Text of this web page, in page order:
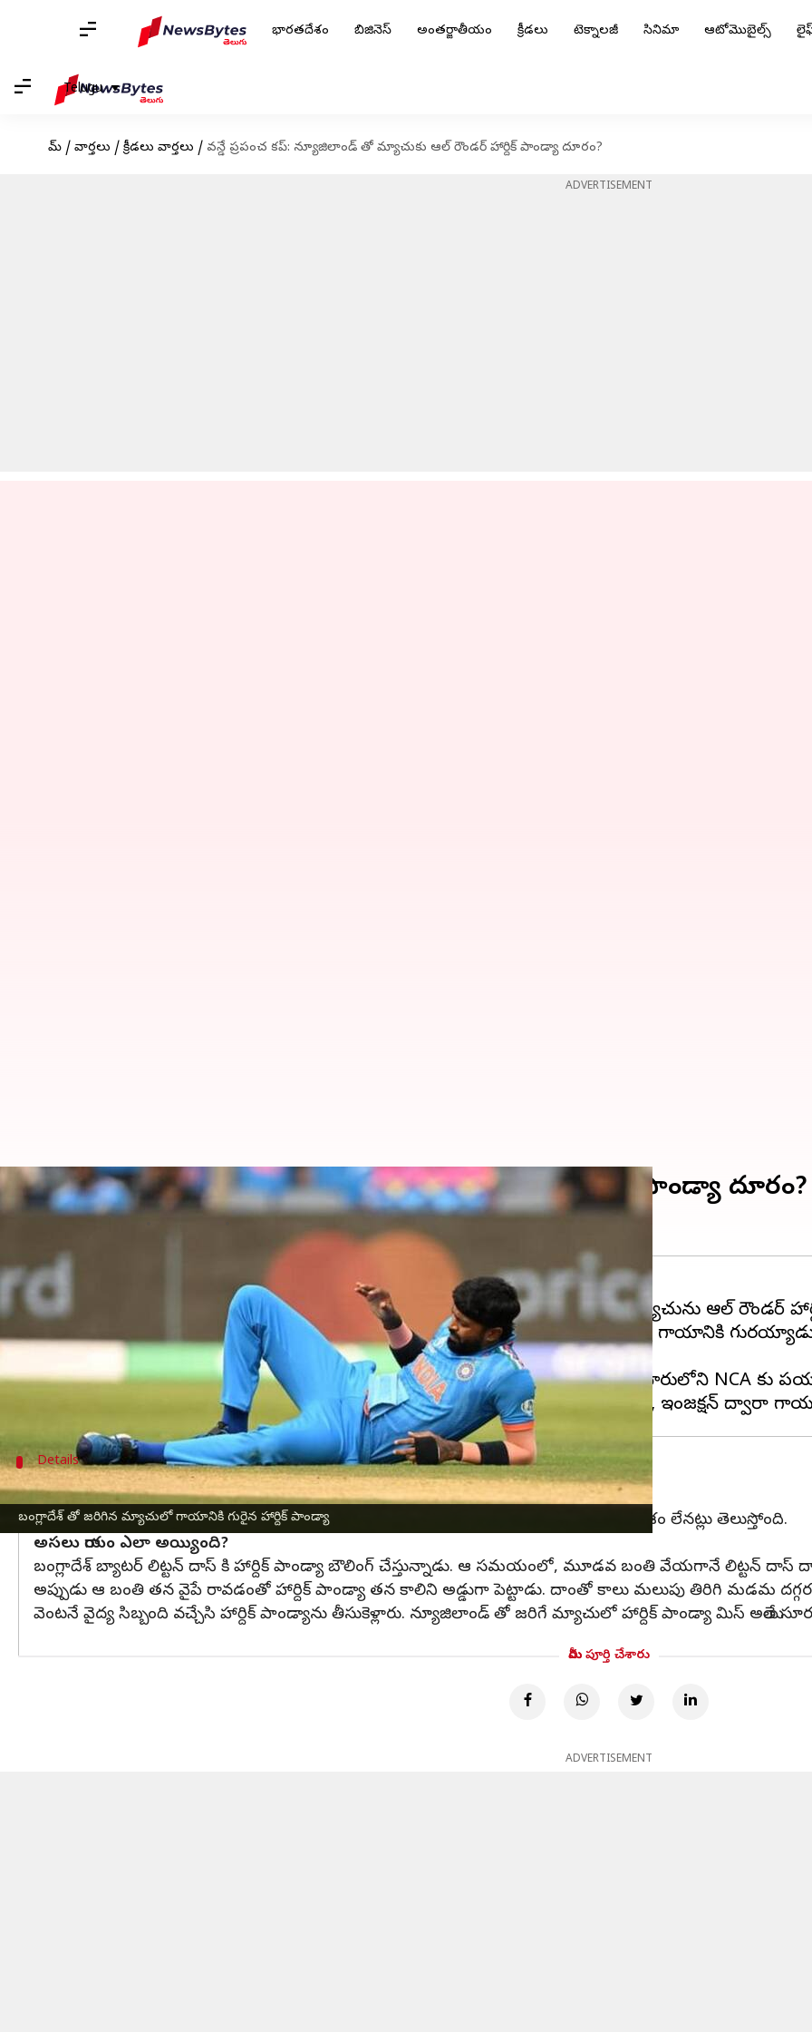
భారతదేశం బిజినెస్ అంతర్జాతీయం క్రీడలు టెక్నాలజీ సినిమా ఆటోమొబైల్స్
Telugu
హోమ్ / వార్తలు / క్రీడలు వార్తలు / వన్డే ప్రపంచ కప్: న్యూజిలాండ్ తో మ్యాచుకు ఆల్ రౌండర్ హార్దిక్ పాండ్యా దూరం?
ADVERTISEMENT
బంగ్లాదేశ్ తో జరిగిన మ్యాచులో గాయానికి గురైన హార్దిక్ పాండ్యా
వన్డే ప్రపంచ కప్: న్యూజిలాండ్ తో మ్యాచుకు ఆల్ రౌండర్ హార్దిక్ పాండ్యా
ఈ వార్తాకథనం ఏంటి
ఐసీసీవన్డే వరల్డ్ కప్ 2023 లో అక్టోబర్ 22న ధర్మశాలలో న్యూజిలాండ్ తోఇండియా కు జరిగే మ్యాచును ఆల్ రౌండర్
గురువారం బంగ్లాదేశ్ తో జరిగిన మ్యాచులో కేవలం 3బంతులు బౌలింగ్ చేసిన హార్దిక్ పాండ్యా గాయానికి
ఇండియన్ ఎక్స్ ప్రెస్ కథనం ప్రకారం, ఫిట్నెస్ ని తిరిగి తెచ్చుకోవడానికి హార్దిక్ పాండ్యా బెంగళూరులోని NCA
Details
హార్దిక్ పాండ్యా స్థానంలో సూర్యకుమార్ యాదవ్ వచ్చే అవకాశం
అయినా కూడా ధర్మశాలలో అక్టోబర్ 22న న్యూజిలాండ్ తో జరిగే మ్యాచులో హార్దిక్ పాండ్యా ఆడే అవకాశం లేనట్లు తెలుస్తోంది.
అసలు గాయం ఎలా అయ్యింది?
బంగ్లాదేశ్ బ్యాటర్ లిట్టన్ దాస్ కి హార్దిక్ పాండ్యా బౌలింగ్ చేస్తున్నాడు. ఆ సమయంలో, మూడవ బంతి వేయగానే లిట్టన్ దాస్
అప్పుడు ఆ బంతి తన వైపే రావడంతో హార్దిక్ పాండ్యా తన కాలిని అడ్డుగా పెట్టాడు. దాంతో కాలు మలుపు తిరిగి మడమ
వెంటనే వైద్య సిబ్బంది వచ్చేసి హార్దిక్ పాండ్యాను తీసుకెళ్లారు. న్యూజిలాండ్ తో జరిగే మ్యాచులో హార్దిక్ పాండ్యా మిస్ అయితే
మీరు పూర్తి చేశారు
ADVERTISEMENT